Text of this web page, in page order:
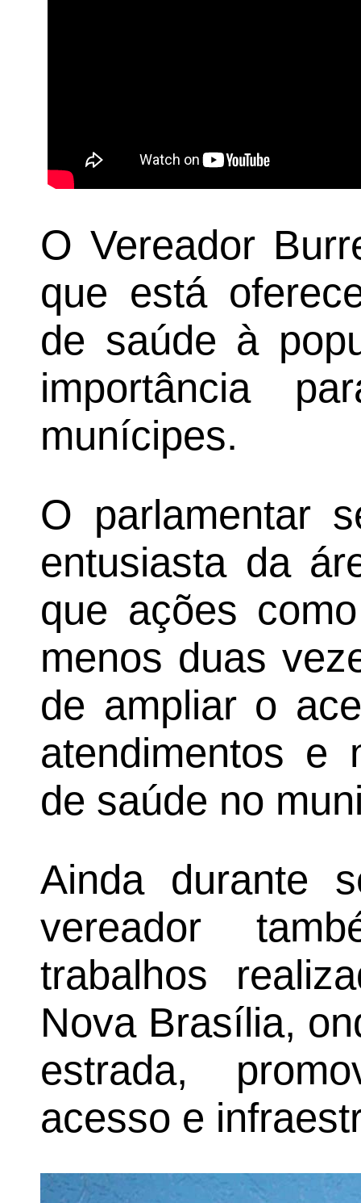
O Vereador
que está
de saúde à
importância
munícipes.
O parlamentar
entusiasta da
que ações
menos duas
de ampliar o
atendimentos e
de saúde no
Ainda durante
vereador
trabalhos
Nova Brasília,
estrada,
acesso e